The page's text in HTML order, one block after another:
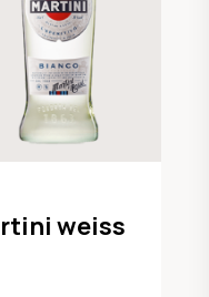
weiss